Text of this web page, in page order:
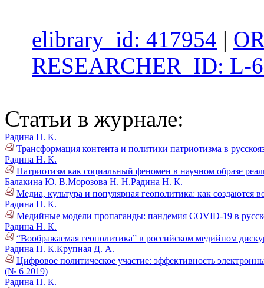
elibrary_id: 417954 |
RESEARCHER_ID: L-
Статьи в журнале:
Радина Н. К.
Трансформация контента и политики патриотизма в
Радина Н. К.
Патриотизм как социальный феномен в научном образе
Балакина Ю. В.Морозова Н. Н.Радина Н. К.
Медиа, культура и популярная геополитика: как
Радина Н. К.
Медийные модели пропаганды: пандемия COVID-19 в
Радина Н. К.
“Воображаемая геополитика” в российском медийном
Радина Н. К.Крупная Д. А.
Цифровое политическое участие: эффективность
(№ 6 2019)
Радина Н. К.